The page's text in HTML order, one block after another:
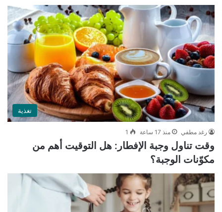
تغذية
رغد مطفي منذ 17 ساعة 1
وقت تناول وجبة الإفطار: هل التوقيت أهم من
مكوّنات الوجبة؟